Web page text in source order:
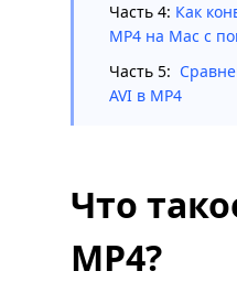
Часть 4: Как
MP4 на Mac с
Часть 5:
AVI в MP4
Что
MP4?